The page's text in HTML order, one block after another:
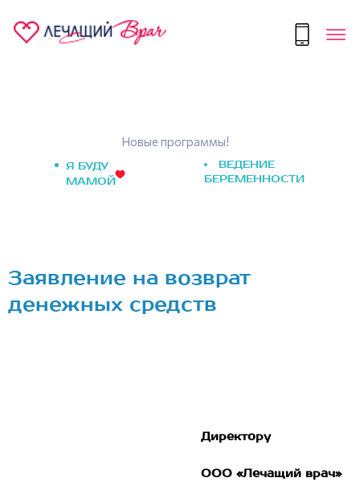
Новые программы!
ВЕДЕНИЕ
БЕРЕМЕННОСТИ
Я БУДУ
МАМОЙ
Заявление на возврат
денежных средств
Директору
ООО «Лечащий врач»